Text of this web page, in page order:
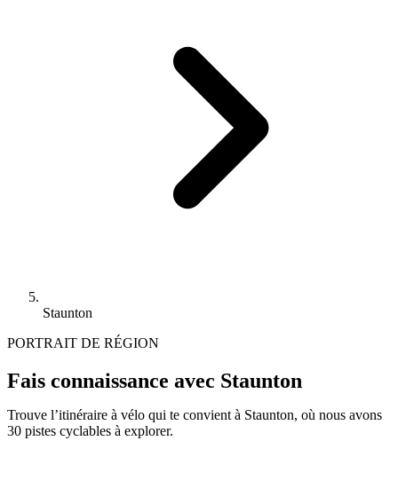
Staunton
PORTRAIT DE RÉGION
Fais connaissance avec Staunton
Trouve l’itinéraire à vélo qui te convient à Staunton, où nous avons
30 pistes cyclables à explorer.